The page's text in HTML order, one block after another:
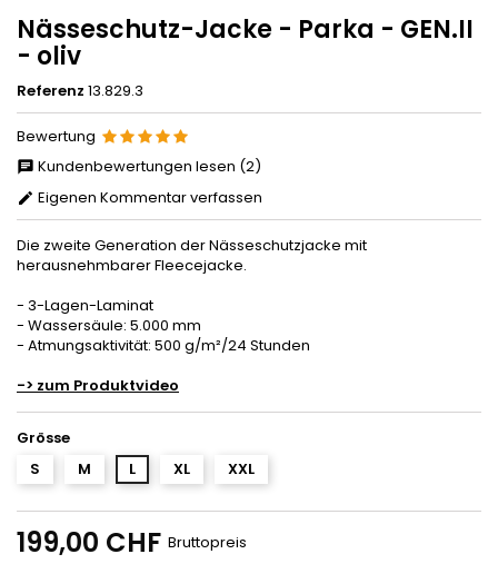
Nässeschutz-Jacke - Parka - GEN.II
- oliv
Referenz 13.829.3
Bewertung
Kundenbewertungen lesen (2)
Eigenen Kommentar verfassen
Die zweite Generation der Nässeschutzjacke mit
herausnehmbarer Fleecejacke.
- 3-Lagen-Laminat
- Wassersäule: 5.000 mm
- Atmungsaktivität: 500 g/m²/24 Stunden
-> zum Produktvideo
Grösse
S
M L XL XXL
199,00 CHF Bruttopreis